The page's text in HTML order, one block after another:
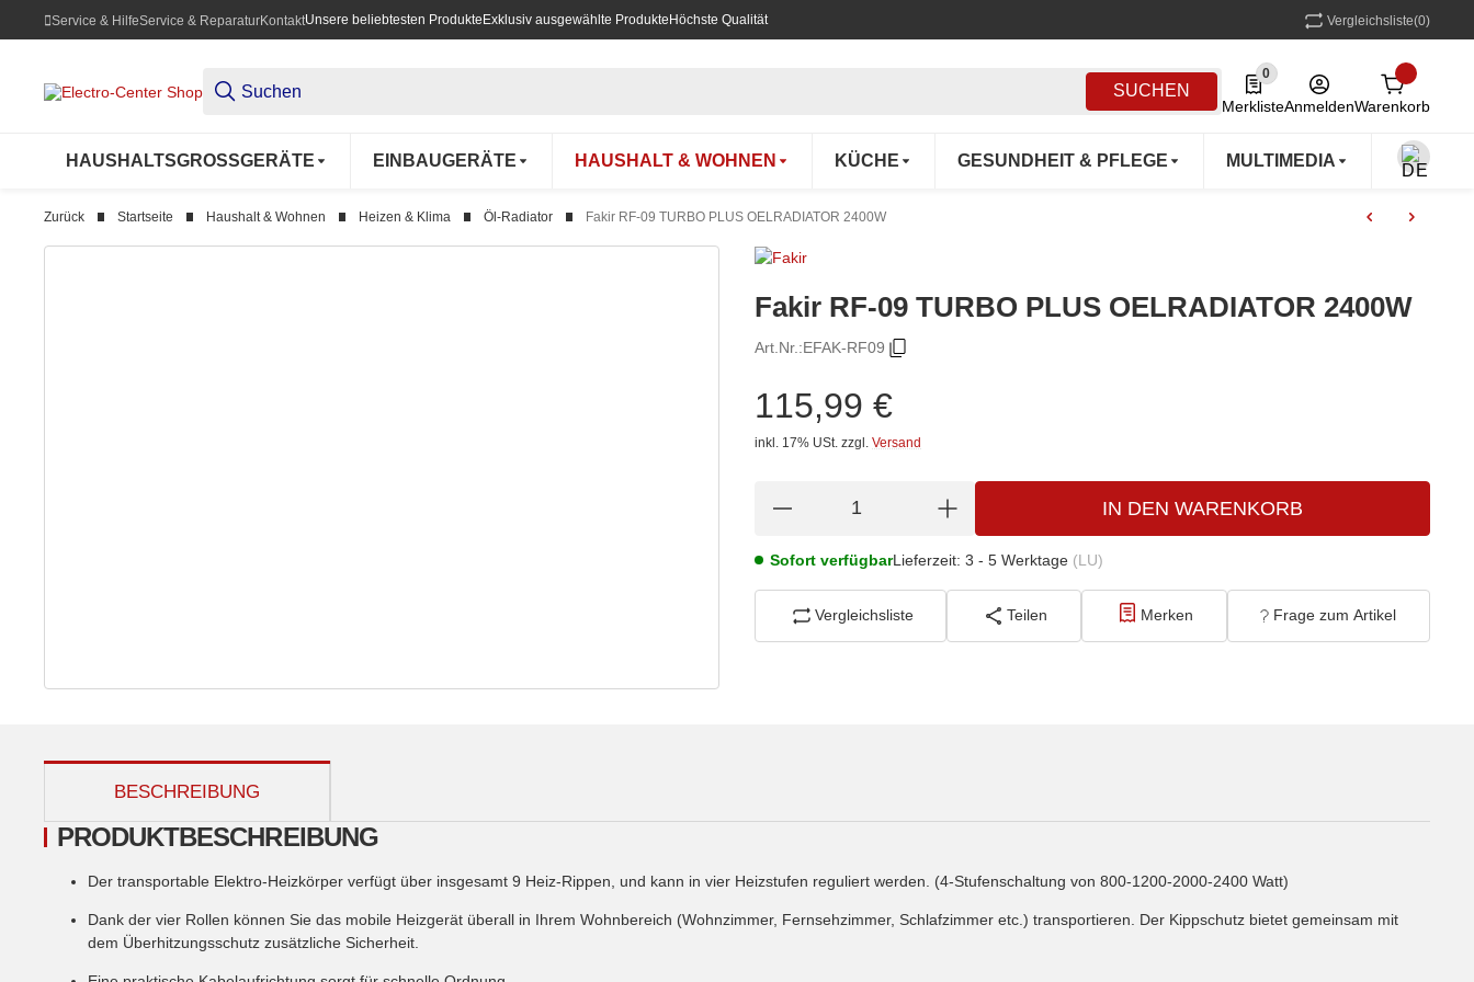
Service & HilfeService & ReparaturKontaktUnsere beliebtesten Produkte Exklusiv ausgewählte Produkte Höchste Qualität Vergleichsliste(0)
SUCHEN
0
0 Produkte in der Liste
MerklisteAnmeldenWarenkorb
HAUSHALTSGROSSGERÄTE EINBAUGERÄTE HAUSHALT & WOHNEN KÜCHE GESUNDHEIT & PFLEGE MULTIMEDIA
Zurück Startseite Haushalt & Wohnen Heizen & Klima Öl-Radiator Fakir RF-09 TURBO PLUS OELRADIATOR 2400W
Fakir RF-09 TURBO PLUS OELRADIATOR 2400W
Art.Nr.:EFAK-RF09
115,99 €
inkl. 17% USt. zzgl. Versand
IN DEN WARENKORB
Sofort verfügbarLieferzeit: 3 - 5 Werktage (LU)
Vergleichsliste Teilen Merken Frage zum Artikel
BESCHREIBUNG
PRODUKTBESCHREIBUNG
Der transportable Elektro-Heizkörper verfügt über insgesamt 9 Heiz-Rippen, und kann in vier Heizstufen reguliert werden. (4-Stufenschaltung von 800-1200-2000-2400 Watt)
Dank der vier Rollen können Sie das mobile Heizgerät überall in Ihrem Wohnbereich (Wohnzimmer, Fernsehzimmer, Schlafzimmer etc.) transportieren. Der Kippschutz bietet gemeinsam mit
dem Überhitzungsschutz zusätzliche Sicherheit.